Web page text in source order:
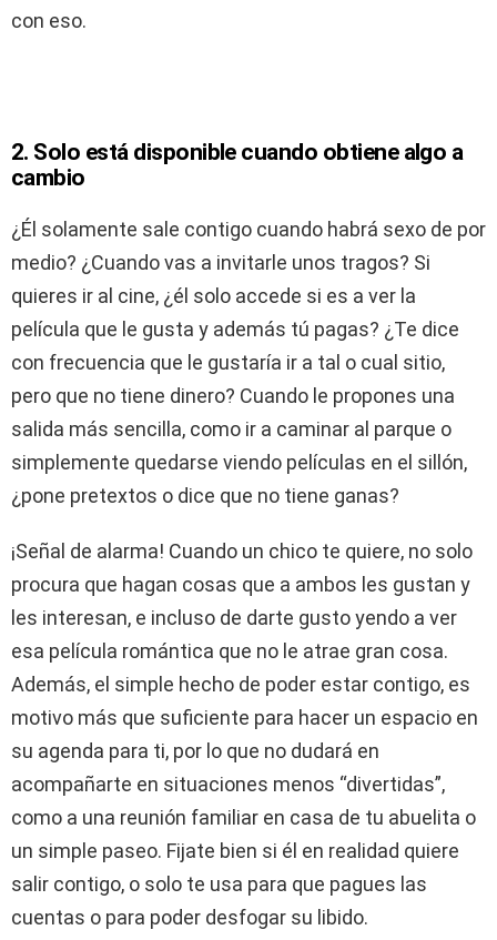
con eso.
2. Solo está disponible cuando obtiene algo a
cambio
¿Él solamente sale contigo cuando habrá sexo de por
medio? ¿Cuando vas a invitarle unos tragos? Si
quieres ir al cine, ¿él solo accede si es a ver la
película que le gusta y además tú pagas? ¿Te dice
con frecuencia que le gustaría ir a tal o cual sitio,
pero que no tiene dinero? Cuando le propones una
salida más sencilla, como ir a caminar al parque o
simplemente quedarse viendo películas en el sillón,
¿pone pretextos o dice que no tiene ganas?
¡Señal de alarma! Cuando un chico te quiere, no solo
procura que hagan cosas que a ambos les gustan y
les interesan, e incluso de darte gusto yendo a ver
esa película romántica que no le atrae gran cosa.
Además, el simple hecho de poder estar contigo, es
motivo más que suficiente para hacer un espacio en
su agenda para ti, por lo que no dudará en
acompañarte en situaciones menos “divertidas”,
como a una reunión familiar en casa de tu abuelita o
un simple paseo. Fijate bien si él en realidad quiere
salir contigo, o solo te usa para que pagues las
cuentas o para poder desfogar su libido.